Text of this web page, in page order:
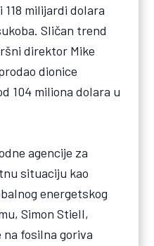
milijardi dolara
Sličan trend
direktor Mike
dionice
104 miliona dolara u
agencije za
situaciju kao
energetskog
Simon Stiell,
na fosilna goriva